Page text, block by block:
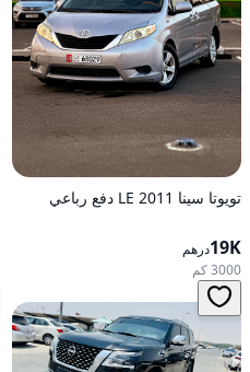
تويوتا سينا 2011 LE دفع رباعي
19Kدرهم
3000 كم